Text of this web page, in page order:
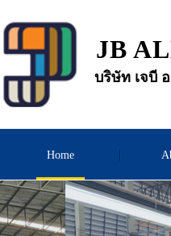
JB
บริษัท เจบี
Home